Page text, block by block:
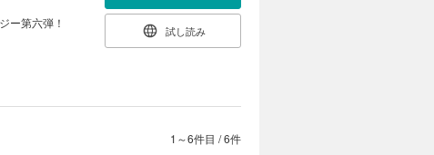
ー第六弾！
試し読み
1～6件目 /6件